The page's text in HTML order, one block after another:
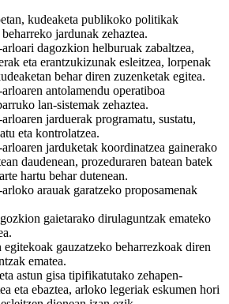
kudeaketa publikoko politikak
jardunak zehaztea.
dagozkion helburuak zabaltzea,
eta erantzukizunak esleitzea, lorpenak
behar diren zuzenketak egitea.
antolamendu operatiboa
lan-sistemak zehaztea.
jarduerak programatu, sustatu,
eta kontrolatzea.
jarduketak koordinatzea gainerako
daudenean, prozeduraren batean batek
hartu behar dutenean.
arauak garatzeko proposamenak
gaietarako dirulaguntzak emateko
gauzatzeko beharrezkoak diren
ematea.
astun gisa tipifikatutako zehapen-
eta ebaztea, arloko legeriak eskumen hori